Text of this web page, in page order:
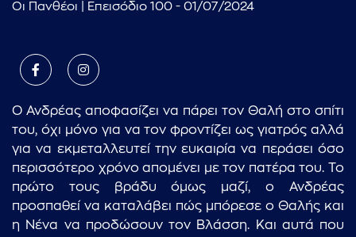
Οι Πανθέοι | Επεισόδιο 100 - 01/07/2024
Ο Ανδρέας αποφασίζει να πάρει τον Θαλή στο σπίτι
του, όχι μόνο για να τον φροντίζει ως γιατρός αλλά
για να εκμεταλλευτεί την ευκαιρία να περάσει όσο
περισσότερο χρόνο απομένει με τον πατέρα του. Το
πρώτο τους βράδυ όμως μαζί, ο Ανδρέας
προσπαθεί να καταλάβει πώς μπόρεσε ο Θαλής και
η Νένα να προδώσουν τον Βλάσση. Και αυτά που